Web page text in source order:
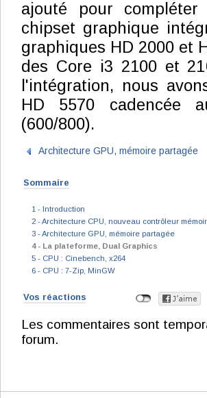
ajouté pour
chipset graphique
graphiques HD 2000 et
des Core i3 2100 et
l'intégration, nous
HD 5570 cadencée
(600/800).
Architecture GPU, mémoire partagée
Sommaire
1 - Introduction
2 - Architecture CPU, nouveau contrôleur
3 - Architecture GPU, mémoire partagée
4 - La plateforme, Dual Graphics
5 - CPU : Cinebench, x264
6 - CPU : 7-Zip, MinGW
Vos réactions
Les commentaires sont
forum.